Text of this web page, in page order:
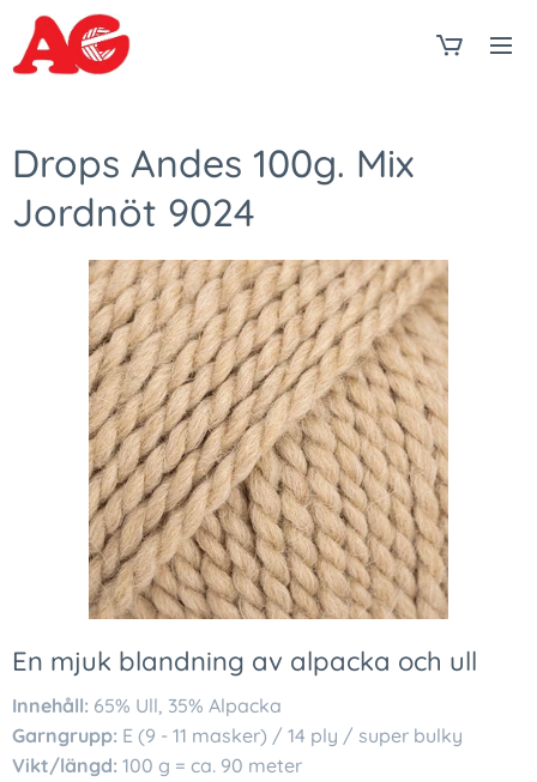
Drops Andes 100g. Mix
Jordnöt 9024
En mjuk blandning av alpacka och ull
Innehåll: 65% Ull, 35% Alpacka
Garngrupp: E (9 - 11 masker) / 14 ply / super bulky
Vikt/längd: 100 g = ca. 90 meter